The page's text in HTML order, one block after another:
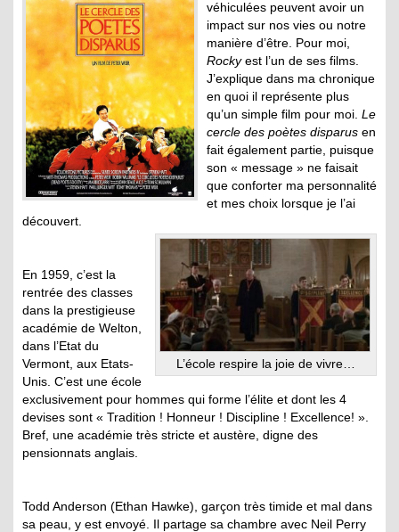
véhiculées peuvent avoir un
impact sur nos vies ou notre
manière d’être. Pour moi,
Rockyest l’un de ses films.
J’explique dans ma chronique
en quoi il représente plus
qu’un simple film pour moi. Le
cercle des poètes disparus en
fait également partie, puisque
son « message » ne faisait
que conforter ma personnalité
et mes choix lorsque je l’ai
découvert.
L’école respire la joie de vivre…
En 1959, c’est la
rentrée des classes
dans la prestigieuse
académie de Welton,
dans l’Etat du
Vermont, aux Etats-
Unis. C’est une école
exclusivement pour hommes qui forme l’élite et dont les 4
devises sont « Tradition ! Honneur ! Discipline ! Excellence! ».
Bref, une académie très stricte et austère, digne des
pensionnats anglais.
Todd Anderson (Ethan Hawke), garçon très timide et mal dans
sa peau, y est envoyé. Il partage sa chambre avec Neil Perry